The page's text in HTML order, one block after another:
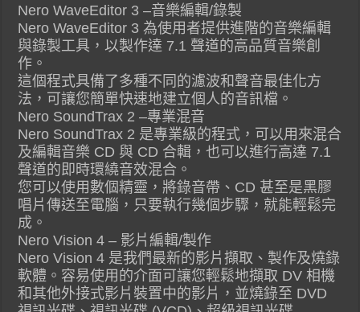
Nero WaveEditor 3 –音樂編輯/錄製
Nero WaveEditor 3 為使用者提供進階的音樂編輯
與錄製工具，以製作達 7.1 聲道的高品質音樂創
作。
這個程式具備了多種不同的濾波和聲音最佳化方
法，可讓您簡單快速地建立個人的音訊檔。
Nero SoundTrax 2 –專業混音
Nero SoundTrax 2 是專業級的程式，可以用來混合
及編輯音樂 CD 與 CD 合輯，也可以進行高達 7.1
聲道的即時環繞音效混合。
您可以使用數個精靈，將錄音帶、CD 甚至是黑膠
唱片傳送至電腦，只要執行幾個步驟，就能輕鬆完
成。
Nero Vision 4 – 影片編輯/製作
Nero Vision 4 是我們最新的影片擷取、製作及燒錄
軟體。容易使用的介面可讓您輕鬆地擷取 DV 相機
和其他外接式影片裝置中的影片，並燒錄至 DVD